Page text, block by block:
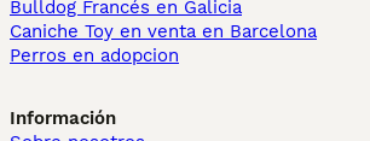
Bulldog Francés en Galicia
Caniche Toy en venta en Barcelona
Perros en adopcion
Información